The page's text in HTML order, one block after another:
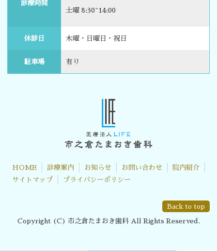
診療時間
土曜 8:30~14:00
休診日 木曜・日曜日・祝日
駐車場 有り
HOME 診療案内 お知らせ お問い合わせ
院内紹介
サイトマップ
プライバシーポリシー
Back to top
Copyright (C) 市之倉たまおき歯科 All Rights Reserved.